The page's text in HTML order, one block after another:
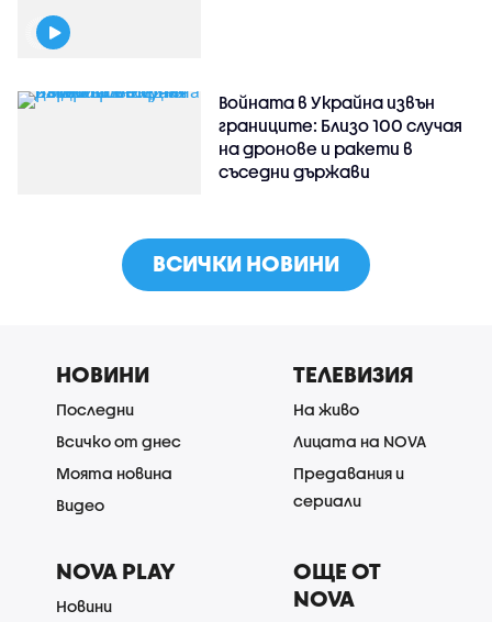
Войната в Украйна извън
границите: Близо 100 случая
на дронове и ракети в
съседни държави
ВСИЧКИ НОВИНИ
НОВИНИ
Последни
Всичко от днес
Моята новина
Видео
ТЕЛЕВИЗИЯ
На живо
Лицата на NOVA
Предавания и
сериали
NOVA PLAY
Новини
ОЩЕ ОТ
NOVA